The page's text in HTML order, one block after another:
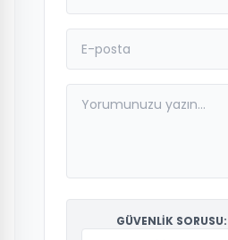
GÜVENLİK